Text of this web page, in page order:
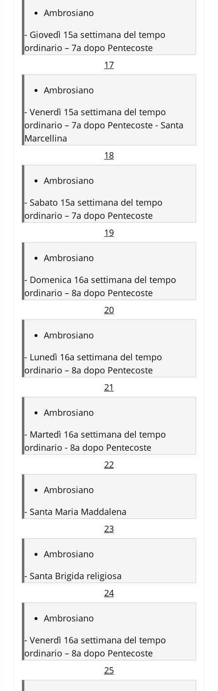
Ambrosiano
- Giovedì 15a settimana del tempo
ordinario – 7a dopo Pentecoste
17
Ambrosiano
- Venerdì 15a settimana del tempo
ordinario – 7a dopo Pentecoste - Santa
Marcellina
18
Ambrosiano
- Sabato 15a settimana del tempo
ordinario – 7a dopo Pentecoste
19
Ambrosiano
- Domenica 16a settimana del tempo
ordinario – 8a dopo Pentecoste
20
Ambrosiano
- Lunedì 16a settimana del tempo
ordinario – 8a dopo Pentecoste
21
Ambrosiano
- Martedì 16a settimana del tempo
ordinario - 8a dopo Pentecoste
22
Ambrosiano
- Santa Maria Maddalena
23
Ambrosiano
- Santa Brigida religiosa
24
Ambrosiano
- Venerdì 16a settimana del tempo
ordinario – 8a dopo Pentecoste
25